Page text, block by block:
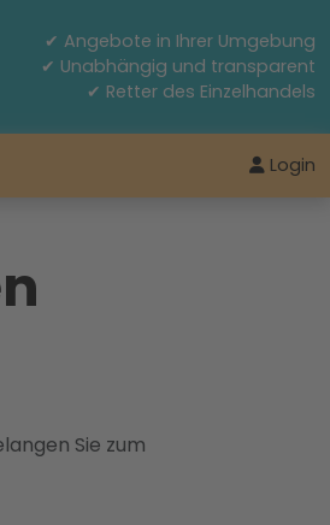
✔ Angebote in Ihrer Umgebung
✔ Unabhängig und transparent
✔ Retter des Einzelhandels
Login
Sie zum